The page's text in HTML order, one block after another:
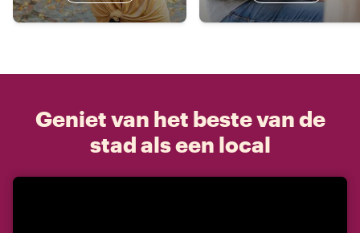
Geniet van het beste van de
stad als een local